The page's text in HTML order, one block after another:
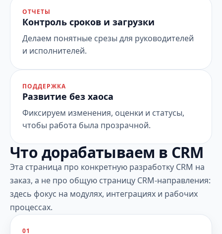
ОТЧЕТЫ
Контроль сроков и загрузки
Делаем понятные срезы для руководителей
и исполнителей.
ПОДДЕРЖКА
Развитие без хаоса
Фиксируем изменения, оценки и статусы,
чтобы работа была прозрачной.
Что дорабатываем в CRM
Эта страница про конкретную разработку CRM на
заказ, а не про общую страницу CRM-направления:
здесь фокус на модулях, интеграциях и рабочих
процессах.
01